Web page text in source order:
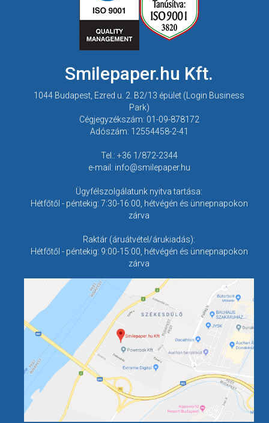
Smilepaper.hu Kft.
1044 Budapest, Ezred u. 2. B2/13 épület (Login Business
Park)
Cégjegyzékszám: 01-09-878172
Adószám: 12554458-2-41
Tel.: +36 1/872-2344
e-mail: info@smilepaper.hu
Ügyfélszolgálatunk nyitva tartása:
Hétfőtől - péntekig: 7:30-16:00, hétvégén és ünnepnapokon
zárva
Raktár (áruátvétel/árukiadás):
Hétfőtől - péntekig: 9:00-15:00, hétvégén és ünnepnapokon
zárva